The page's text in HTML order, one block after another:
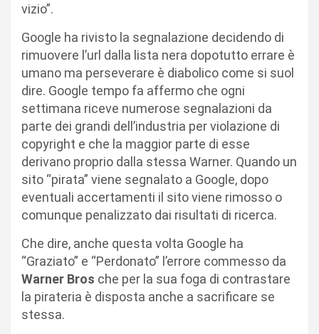
vizio”.
Google ha rivisto la segnalazione decidendo di
rimuovere l’url dalla lista nera dopotutto errare è
umano ma perseverare è diabolico come si suol
dire. Google tempo fa affermo che ogni
settimana riceve numerose segnalazioni da
parte dei grandi dell’industria per violazione di
copyright e che la maggior parte di esse
derivano proprio dalla stessa Warner. Quando un
sito “pirata” viene segnalato a Google, dopo
eventuali accertamenti il sito viene rimosso o
comunque penalizzato dai risultati di ricerca.
Che dire, anche questa volta Google ha
“Graziato” e “Perdonato” l’errore commesso da
Warner Bros che per la sua foga di contrastare
la pirateria è disposta anche a sacrificare se
stessa.